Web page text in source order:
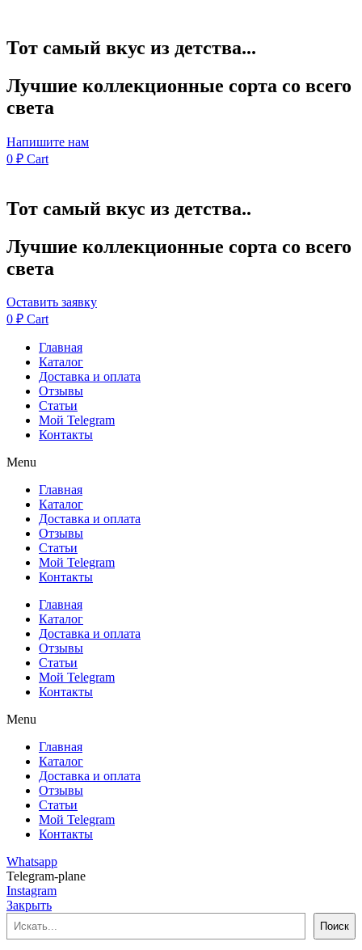
Тот самый вкус из детства...
Лучшие коллекционные сорта со всего
света
Напишите нам
0 ₽ Cart
Тот самый вкус из детства..
Лучшие коллекционные сорта со всего
света
Оставить заявку
0 ₽ Cart
Главная
Каталог
Доставка и оплата
Отзывы
Статьи
Мой Telegram
Контакты
Menu
Главная
Каталог
Доставка и оплата
Отзывы
Статьи
Мой Telegram
Контакты
Главная
Каталог
Доставка и оплата
Отзывы
Статьи
Мой Telegram
Контакты
Menu
Главная
Каталог
Доставка и оплата
Отзывы
Статьи
Мой Telegram
Контакты
Whatsapp
Telegram-plane
Instagram
Закрыть
Поиск
Поиск